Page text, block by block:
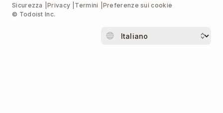
Sicurezza Privacy Termini
Preferenze sui cookie
© Todoist Inc.